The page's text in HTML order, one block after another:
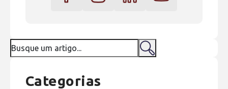
Categorias